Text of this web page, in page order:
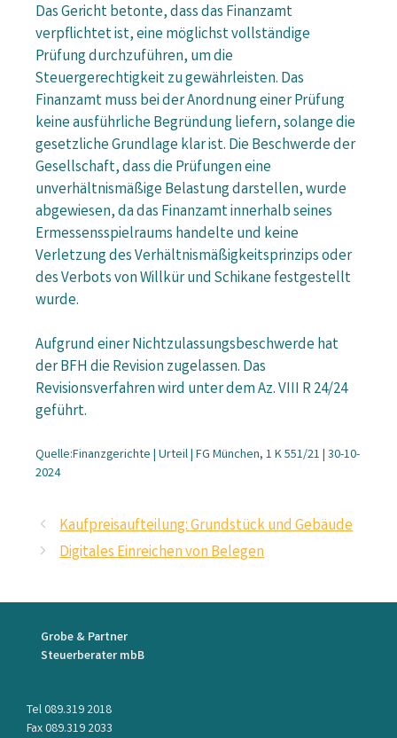
Das Gericht betonte, dass das Finanzamt
verpflichtet ist, eine möglichst vollständige
Prüfung durchzuführen, um die
Steuergerechtigkeit zu gewährleisten. Das
Finanzamt muss bei der Anordnung einer Prüfung
keine ausführliche Begründung liefern, solange die
gesetzliche Grundlage klar ist. Die Beschwerde der
Gesellschaft, dass die Prüfungen eine
unverhältnismäßige Belastung darstellen, wurde
abgewiesen, da das Finanzamt innerhalb seines
Ermessensspielraums handelte und keine
Verletzung des Verhältnismäßigkeitsprinzips oder
des Verbots von Willkür und Schikane festgestellt
wurde.
Aufgrund einer Nichtzulassungsbeschwerde hat
der BFH die Revision zugelassen. Das
Revisionsverfahren wird unter dem Az. VIII R 24/24
geführt.
Quelle:Finanzgerichte | Urteil | FG München, 1 K 551/21 | 30-10-
2024
Kaufpreisaufteilung: Grundstück und Gebäude
Digitales Einreichen von Belegen
Grobe & Partner
Steuerberater mbB
Tel 089.319 2018
Fax 089.319 2033